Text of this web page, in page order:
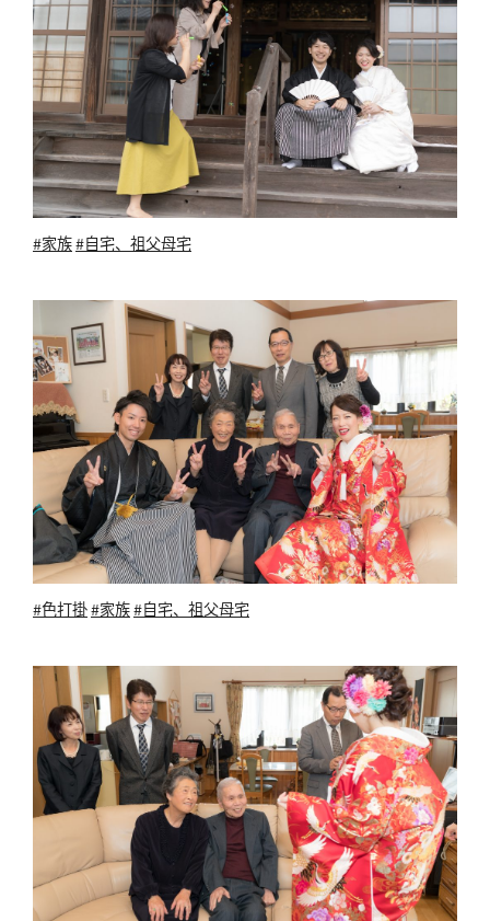
#家族#自宅、祖父母宅
#色打掛#家族#自宅、祖父母宅